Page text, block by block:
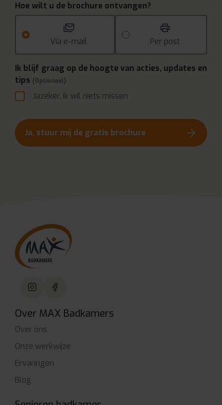
Hoe wilt u de brochure ontvangen?
Via e-mail Per post
Ik blijf graag op de hoogte van acties, updates en
tips (Optioneel)
Jazeker, ik wil niets missen
Ja, stuur mij de gratis brochure
Over MAX Badkamers
Over ons
Onze werkwijze
Ervaringen
Blog